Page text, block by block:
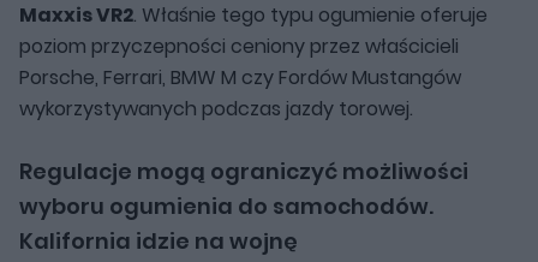
Maxxis VR2. Właśnie tego typu ogumienie oferuje
poziom przyczepności ceniony przez właścicieli
Porsche, Ferrari, BMW M czy Fordów Mustangów
wykorzystywanych podczas jazdy torowej.
Regulacje mogą ograniczyć możliwości
wyboru ogumienia do samochodów.
Kalifornia idzie na wojnę